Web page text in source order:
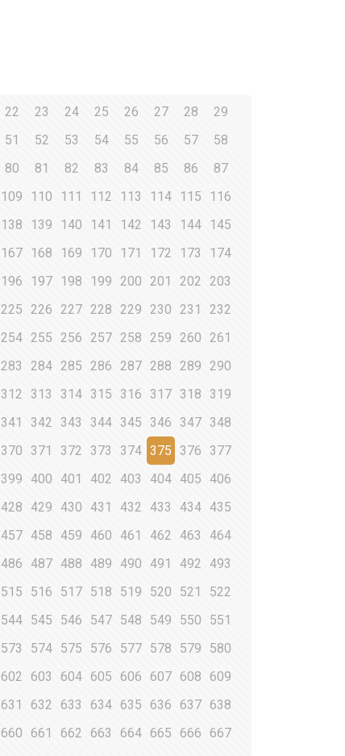
22 23 24 25 26 27 28
29
51 52 53 54 55 56 57
58
80 81 82 83 84 85 86
87
109 110 111 112 113 114 115
116
138 139 140 141 142 143 144 145
167 168 169 170 171 172 173
174
196 197 198 199 200 201 202
203
225 226 227 228 229 230 231
232
254 255 256 257 258 259 260
261
283 284 285 286 287 288 289
290
312 313 314 315 316 317 318
319
341 342 343 344 345 346 347 348
370 371 372 373 374 375 376
377
399 400 401 402 403 404 405
406
428 429 430 431 432 433 434 435
457 458 459 460 461 462 463
464
486 487 488 489 490 491 492
493
515 516 517 518 519 520 521
522
544 545 546 547 548 549 550
551
573 574 575 576 577 578 579
580
602 603 604 605 606 607 608
609
631 632 633 634 635 636 637 638
660 661 662 663 664 665 666
667